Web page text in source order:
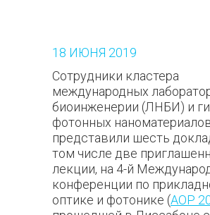
18 ИЮНЯ 2019
Сотрудники кластера
международных
биоинженерии (ЛНБИ) и
фотонных
представили шесть
том числе две
лекции, на 4-й
конференции по
оптике и фотонике (AOP